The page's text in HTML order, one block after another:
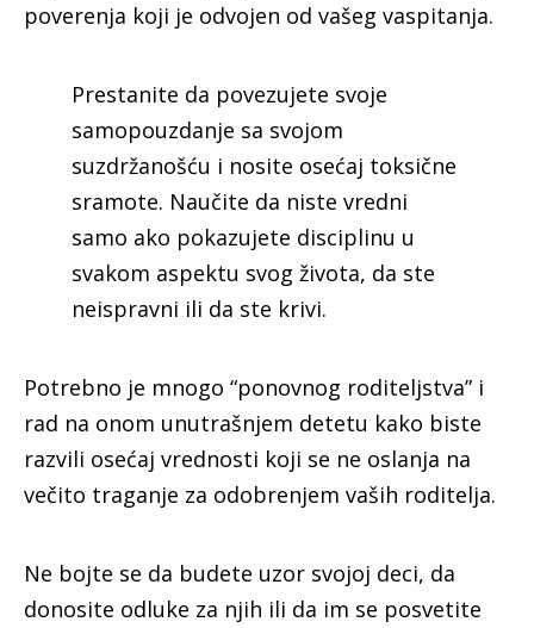
poverenja koji je odvojen od vašeg vaspitanja.
Prestanite da povezujete svoje
samopouzdanje sa svojom
suzdržanošću i nosite osećaj toksične
sramote. Naučite da niste vredni
samo ako pokazujete disciplinu u
svakom aspektu svog života, da ste
neispravni ili da ste krivi.
Potrebno je mnogo “ponovnog roditeljstva” i
rad na onom unutrašnjem detetu kako biste
razvili osećaj vrednosti koji se ne oslanja na
večito traganje za odobrenjem vaših roditelja.
Ne bojte se da budete uzor svojoj deci, da
donosite odluke za njih ili da im se posvetite